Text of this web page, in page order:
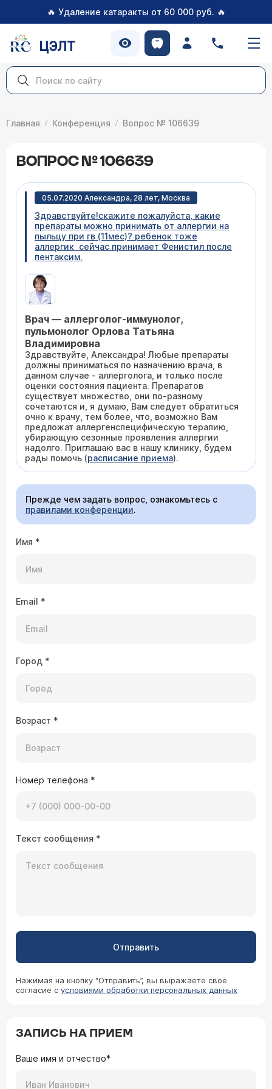
🔥 Удаление катаракты от 60 000 руб. 🔥
ЦЭЛТ
Главная Конференция Вопрос № 106639
ВОПРОС № 106639
05.07.2020 Александра, 28 лет, Москва
Здравствуйте!скажите пожалуйста, какие
препараты можно принимать от аллергии на
пыльцу при гв (11мес)? ребенок тоже
аллергик сейчас принимает Фенистил после
пентаксим.
Врач — аллерголог-иммунолог,
пульмонолог Орлова Татьяна
Владимировна
Здравствуйте, Александра! Любые препараты
должны приниматься по назначению врача, в
данном случае - аллерголога, и только после
оценки состояния пациента. Препаратов
существует множество, они по-разному
сочетаются и, я думаю, Вам следует обратиться
очно к врачу, тем более, что, возможно Вам
предложат аллергенспецифическую терапию,
убирающую сезонные проявления аллергии
надолго. Приглашаю вас в нашу клинику, будем
рады помочь (расписание приема).
Прежде чем задать вопрос, ознакомьтесь с
правилами конференции.
Имя *
Email *
Город *
Возраст *
Номер телефона *
Текст сообщения *
Отправить
Нажимая на кнопку “Отправить”, вы выражаете свое
согласие с условиями обработки персональных данных
ЗАПИСЬ НА ПРИЕМ
Ваше имя и отчество*